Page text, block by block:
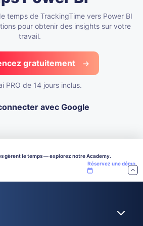
temps de TrackingTime vers Power BI
pour obtenir des insights sur votre
travail.
gratuitement
PRO de 14 jours inclus.
avec Google
gèrent le temps — explorez notre Academy.
Réservez une démo